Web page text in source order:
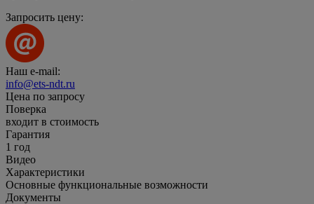
Запросить цену:
Наш e-mail:
info@ets-ndt.ru
Цена по запросу
Поверка
входит в стоимость
Гарантия
1 год
Видео
Характеристики
Основные функциональные возможности
Документы